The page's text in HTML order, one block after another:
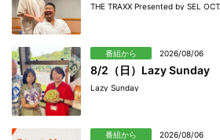
THE TRAXX Presented by SEL
番組から 2026/08/06
8/2（日）Lazy Sunday
Lazy Sunday
番組から 2026/08/06